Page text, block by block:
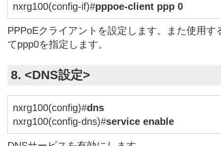
nxrg100(config-if)#pppoe-client ppp 0
PPPoEクライアントを設定します。また使用す
てppp0を指定します。
8. <DNS設定>
nxrg100(config)#dns
nxrg100(config-dns)#service enable